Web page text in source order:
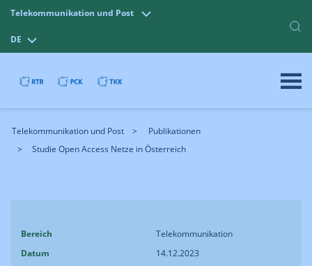
Telekommunikation und Post
DE
Telekommunikation und Post
Publikationen
Studie Open Access Netze in Österreich
Bereich
Telekommunikation
Datum
14.12.2023